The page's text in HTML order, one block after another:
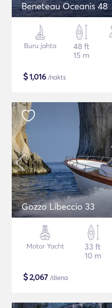
Beneteau Oceanis 48
Buru jahta
48 ft
15 m
$1,016 /nakts
Gozzo Libeccio 33
Motor Yacht
33 ft
10 m
$2,067 /diena